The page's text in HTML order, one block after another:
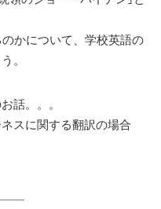
かについて、学校英語の
。
話。。。
スに関する翻訳の場合